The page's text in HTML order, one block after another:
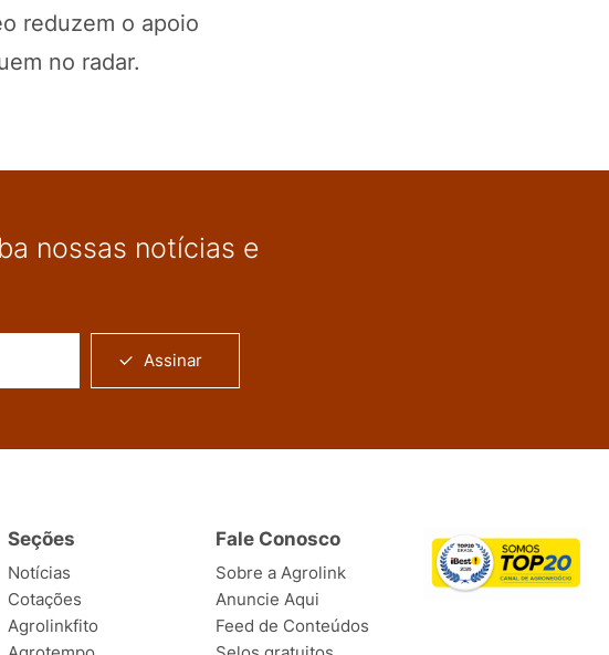
reduzem o apoio
no radar.
nossas notícias e
Assinar
Seções
Notícias
Cotações
Agrolinkfito
Fale Conosco
Sobre a Agrolink
Anuncie Aqui
Feed de Conteúdos